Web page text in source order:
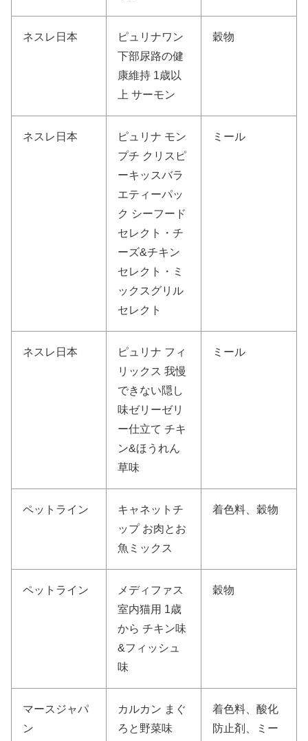
ネスレ日本
ピュリナワン
下部尿路の健
康維持 1歳以
上 サーモン
穀物
ネスレ日本
ピュリナ モン
プチ クリスピ
ーキッスバラ
エティーパッ
ク シーフード
セレクト・チ
ーズ&チキン
セレクト・ミ
ックスグリル
セレクト
ミール
ネスレ日本
ピュリナ フィ
リックス 我慢
できない隠し
味ゼリーゼリ
ー仕立て チキ
ン&ほうれん
草味
ミール
ペットライン
キャネットチ
ップ お肉とお
魚ミックス
着色料、穀物
ペットライン
メディファス
室内猫用 1歳
から チキン味
&フィッシュ
味
穀物
マースジャパ
ン
カルカン まぐ
ろと野菜味
着色料、酸化
防止剤、ミー